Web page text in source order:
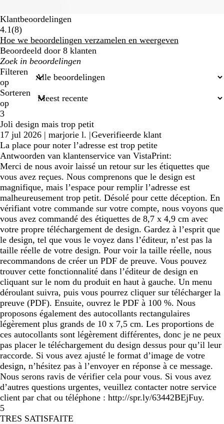
Klantbeoordelingen
4.1(88
beoordelingen
)
Hoe we beoordelingen verzamelen en weergeven
Beoordeeld door 8 klanten
Mijn
zoekopdrachten
Filteren
op
Sorteren
op
3
Joli design mais trop petit
17 jul 2026 | marjorie l. |Geverifieerde klant
La place pour noter l’adresse est trop petite
Antwoorden van klantenservice van VistaPrint:
Merci de nous avoir laissé un retour sur les étiquettes que
vous avez reçues. Nous comprenons que le design est
magnifique, mais l’espace pour remplir l’adresse est
malheureusement trop petit. Désolé pour cette déception. En
vérifiant votre commande sur votre compte, nous voyons que
vous avez commandé des étiquettes de 8,7 x 4,9 cm avec
votre propre téléchargement de design. Gardez à l’esprit que
le design, tel que vous le voyez dans l’éditeur, n’est pas la
taille réelle de votre design. Pour voir la taille réelle, nous
recommandons de créer un PDF de preuve. Vous pouvez
trouver cette fonctionnalité dans l’éditeur de design en
cliquant sur le nom du produit en haut à gauche. Un menu
déroulant suivra, puis vous pourrez cliquer sur télécharger la
preuve (PDF). Ensuite, ouvrez le PDF à 100 %. Nous
proposons également des autocollants rectangulaires
légèrement plus grands de 10 x 7,5 cm. Les proportions de
ces autocollants sont légèrement différentes, donc je ne peux
pas placer le téléchargement du design dessus pour qu’il leur
raccorde. Si vous avez ajusté le format d’image de votre
design, n’hésitez pas à l’envoyer en réponse à ce message.
Nous serons ravis de vérifier cela pour vous. Si vous avez
d’autres questions urgentes, veuillez contacter notre service
client par chat ou téléphone : http://spr.ly/63442BEjFuy.
5
TRES SATISFAITE